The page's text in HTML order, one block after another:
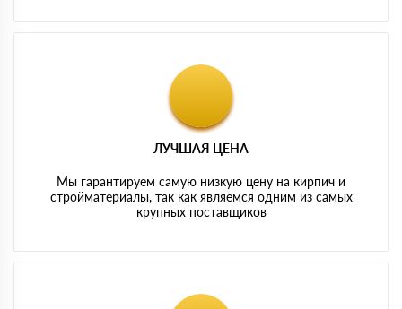
ЛУЧШАЯ ЦЕНА
Мы гарантируем самую низкую цену на кирпич и
стройматериалы, так как являемся одним из самых
крупных поставщиков